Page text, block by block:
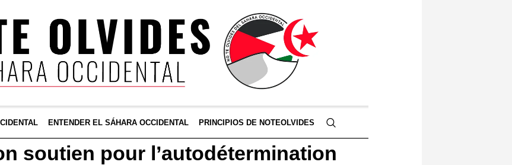
ENTENDER EL SÁHARA OCCIDENTAL PRINCIPIOS DE NOTEOLVIDES
soutien pour l’autodétermination